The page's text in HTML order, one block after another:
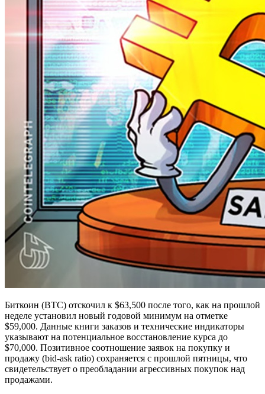
Биткоин (BTC) отскочил к $63,500 после того, как на прошлой
неделе установил новый годовой минимум на отметке
$59,000. Данные книги заказов и технические индикаторы
указывают на потенциальное восстановление курса до
$70,000. Позитивное соотношение заявок на покупку и
продажу (bid-ask ratio) сохраняется с прошлой пятницы, что
свидетельствует о преобладании агрессивных покупок над
продажами.